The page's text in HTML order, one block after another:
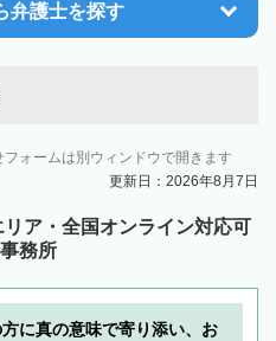
弁護士を探す
ォームは別ウィンドウで開きます
更新日：2026年8月7日
ア・全国オンライン対応可
務所
に真の意味で寄り添い、お